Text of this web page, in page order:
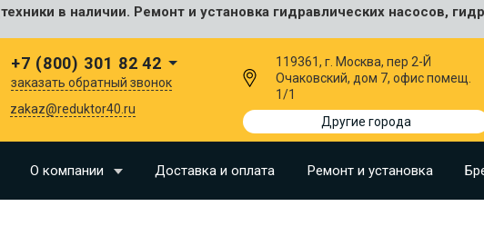
в наличии. Ремонт и установка гидравлических насосов,
+7 (800) 301 82 42
заказать обратный звонок
zakaz@reduktor40.ru
119361, г. Москва, пер 2-Й
Очаковский, дом 7, офис помещ.
1/1
Другие города
О компании Доставка и оплата Ремонт и установка